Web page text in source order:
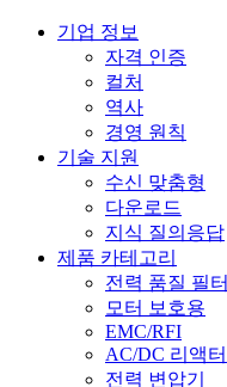
기업 정보
자격 인증
컬처
역사
경영 원칙
기술 지원
수신 맞춤형
다운로드
지식 질의응답
제품 카테고리
전력 품질 필터
모터 보호용
EMC/RFI
AC/DC 리액터
전력 변압기